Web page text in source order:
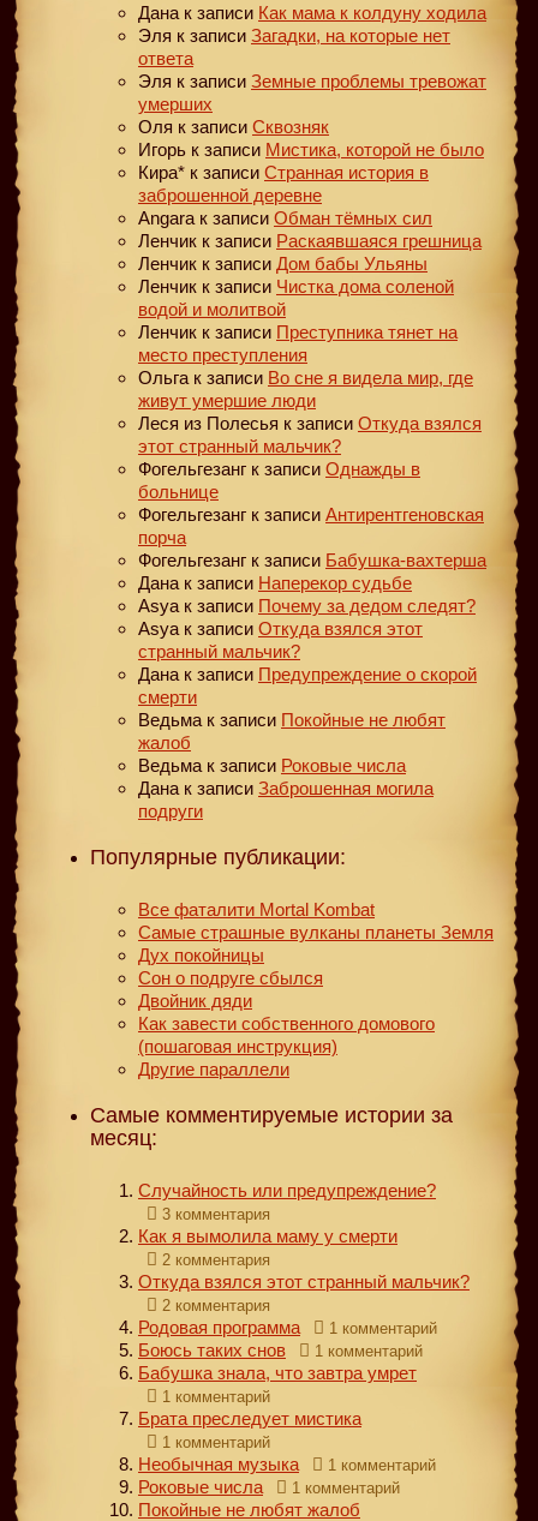
Дана к записи Как мама к колдуну ходила
Эля к записи Загадки, на которые нет
ответа
Эля к записи Земные проблемы тревожат
умерших
Оля к записи Сквозняк
Игорь к записи Мистика, которой не было
Кира* к записи Странная история в
заброшенной деревне
Angara к записи Обман тёмных сил
Ленчик к записи Раскаявшаяся грешница
Ленчик к записи Дом бабы Ульяны
Ленчик к записи Чистка дома соленой
водой и молитвой
Ленчик к записи Преступника тянет на
место преступления
Ольга к записи Во сне я видела мир, где
живут умершие люди
Леся из Полесья к записи Откуда взялся
этот странный мальчик?
Фогельгезанг к записи Однажды в
больнице
Фогельгезанг к записи Антирентгеновская
порча
Фогельгезанг к записи Бабушка-вахтерша
Дана к записи Наперекор судьбе
Asya к записи Почему за дедом следят?
Asya к записи Откуда взялся этот
странный мальчик?
Дана к записи Предупреждение о скорой
смерти
Ведьма к записи Покойные не любят
жалоб
Ведьма к записи Роковые числа
Дана к записи Заброшенная могила
подруги
Популярные публикации:
Все фаталити Mortal Kombat
Самые страшные вулканы планеты Земля
Дух покойницы
Сон о подруге сбылся
Двойник дяди
Как завести собственного домового
(пошаговая инструкция)
Другие параллели
Самые комментируемые истории за
месяц:
Случайность или предупреждение?
3 комментария
Как я вымолила маму у смерти
2 комментария
Откуда взялся этот странный мальчик?
2 комментария
Родовая программа 1 комментарий
Боюсь таких снов 1 комментарий
Бабушка знала, что завтра умрет
1 комментарий
Брата преследует мистика
1 комментарий
Необычная музыка 1 комментарий
Роковые числа 1 комментарий
Покойные не любят жалоб